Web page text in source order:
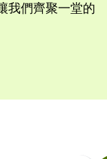
我們齊聚一堂的